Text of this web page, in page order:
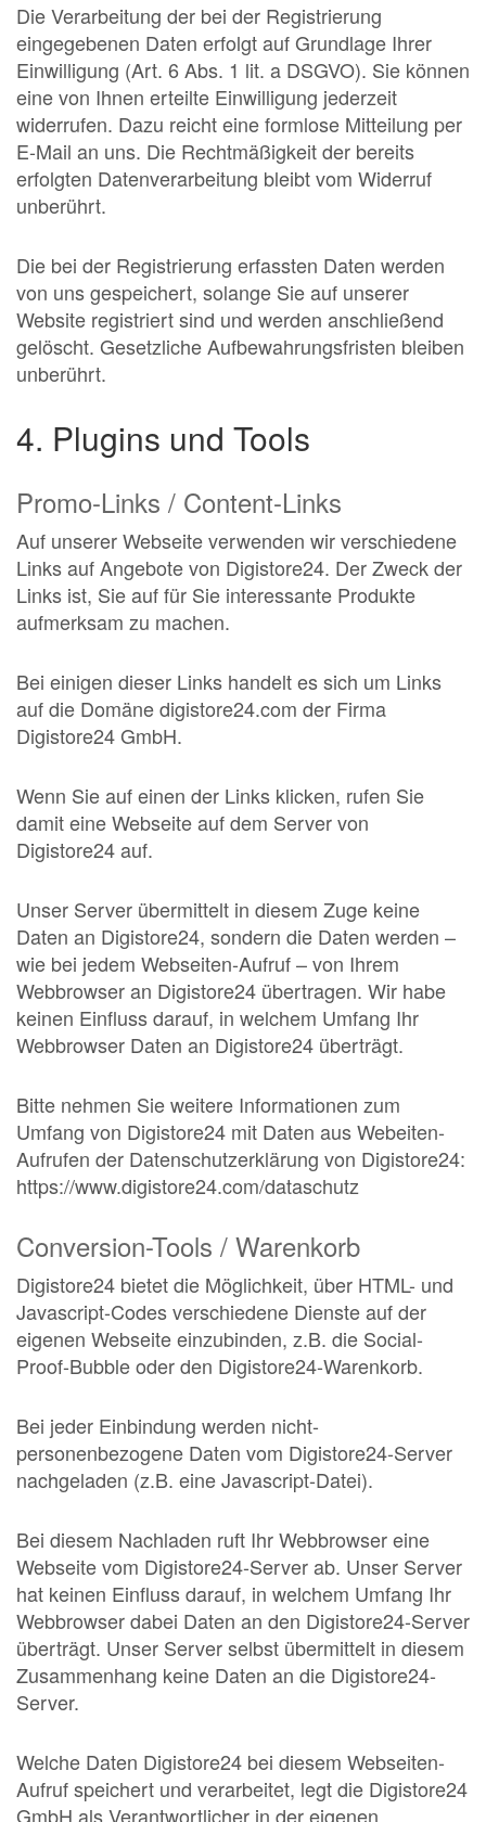
Die Verarbeitung der bei der Registrierung
eingegebenen Daten erfolgt auf Grundlage Ihrer
Einwilligung (Art. 6 Abs. 1 lit. a DSGVO). Sie können
eine von Ihnen erteilte Einwilligung jederzeit
widerrufen. Dazu reicht eine formlose Mitteilung per
E-Mail an uns. Die Rechtmäßigkeit der bereits
erfolgten Datenverarbeitung bleibt vom Widerruf
unberührt.
Die bei der Registrierung erfassten Daten werden
von uns gespeichert, solange Sie auf unserer
Website registriert sind und werden anschließend
gelöscht. Gesetzliche Aufbewahrungsfristen bleiben
unberührt.
4. Plugins und Tools
Promo-Links / Content-Links
Auf unserer Webseite verwenden wir verschiedene
Links auf Angebote von Digistore24. Der Zweck der
Links ist, Sie auf für Sie interessante Produkte
aufmerksam zu machen.
Bei einigen dieser Links handelt es sich um Links
auf die Domäne digistore24.com der Firma
Digistore24 GmbH.
Wenn Sie auf einen der Links klicken, rufen Sie
damit eine Webseite auf dem Server von
Digistore24 auf.
Unser Server übermittelt in diesem Zuge keine
Daten an Digistore24, sondern die Daten werden –
wie bei jedem Webseiten-Aufruf – von Ihrem
Webbrowser an Digistore24 übertragen. Wir habe
keinen Einfluss darauf, in welchem Umfang Ihr
Webbrowser Daten an Digistore24 überträgt.
Bitte nehmen Sie weitere Informationen zum
Umfang von Digistore24 mit Daten aus Webeiten-
Aufrufen der Datenschutzerklärung von Digistore24:
https://www.digistore24.com/dataschutz
Conversion-Tools / Warenkorb
Digistore24 bietet die Möglichkeit, über HTML- und
Javascript-Codes verschiedene Dienste auf der
eigenen Webseite einzubinden, z.B. die Social-
Proof-Bubble oder den Digistore24-Warenkorb.
Bei jeder Einbindung werden nicht-
personenbezogene Daten vom Digistore24-Server
nachgeladen (z.B. eine Javascript-Datei).
Bei diesem Nachladen ruft Ihr Webbrowser eine
Webseite vom Digistore24-Server ab. Unser Server
hat keinen Einfluss darauf, in welchem Umfang Ihr
Webbrowser dabei Daten an den Digistore24-Server
überträgt. Unser Server selbst übermittelt in diesem
Zusammenhang keine Daten an die Digistore24-
Server.
Welche Daten Digistore24 bei diesem Webseiten-
Aufruf speichert und verarbeitet, legt die Digistore24
GmbH als Verantwortlicher in der eigenen